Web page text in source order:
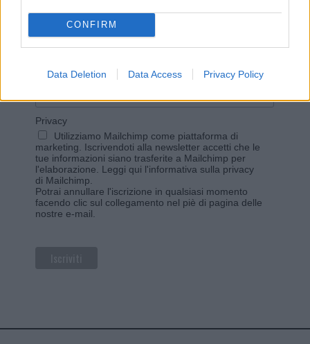
CONFIRM
Data Deletion Data Access Privacy Policy
Iscriviti alla newsletter di Gallura Oggi e ricevi le nostre
email periodiche contenenti le ultime notizie pubblicate
sul sito web!
*campo obbligatorio
Privacy
Utilizziamo Mailchimp come piattaforma di
marketing. Iscrivendoti alla newsletter accetti che le
tue informazioni siano trasferite a Mailchimp per
l'elaborazione. Leggi qui l'informativa sulla privacy
di Mailchimp
Potrai annullare l'iscrizione in qualsiasi momento
facendo clic sul collegamento nel piè di pagina delle
nostre e-mail.